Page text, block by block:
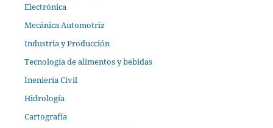
Electrónica
Mecánica Automotriz
Industria y Producción
Tecnología de alimentos y bebidas
Ineniería Civil
Hidrología
Cartografía